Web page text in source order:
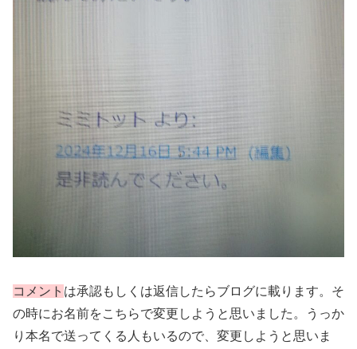
コメント は承認もしくは返信したらブログに載ります。そ
の時にお名前をこちらで変更しようと思いました。うっか
り本名で送ってくる人もいるので、変更しようと思いま